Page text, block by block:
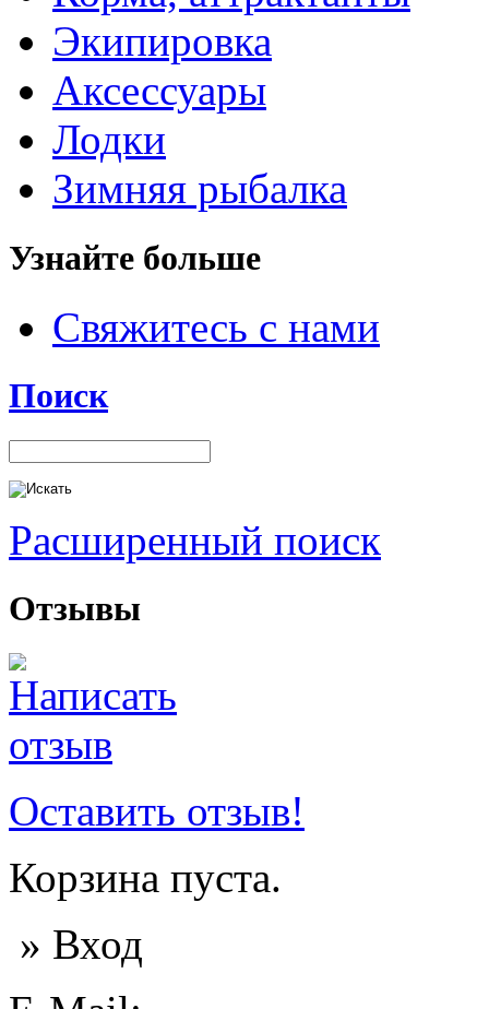
Экипировка
Аксессуары
Лодки
Зимняя рыбалка
Узнайте больше
Свяжитесь с нами
Поиск
Расширенный поиск
Отзывы
Оставить отзыв!
Корзина пуста.
» Вход